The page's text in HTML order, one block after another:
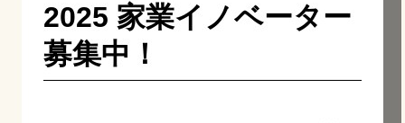
2025 家業イノベーター
募集中！